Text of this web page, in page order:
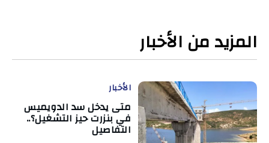
المزيد من الأخبار
الأخبار
متى يدخل سد الدويميس
في بنزرت حيز التشغيل؟..
التفاصيل